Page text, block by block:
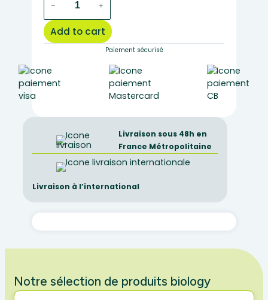
drosophilia
ebony-
vestigial
body-
vestigial
− +
Add to cart
Paiement sécurisé
Livraison sous 48h en
France Métropolitaine
Livraison à l’international
Notre sélection de produits biology